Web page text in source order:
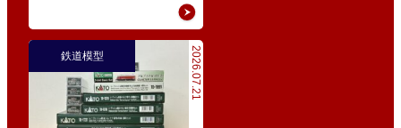
2026.07.21
鉄道模型